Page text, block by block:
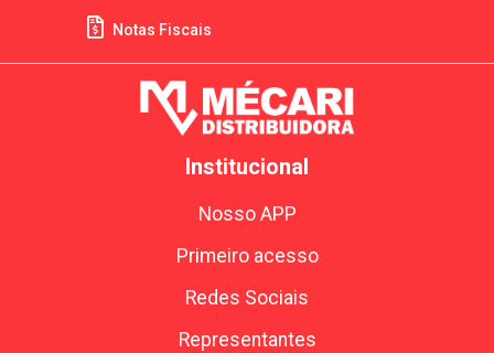
Notas Fiscais
Institucional
Nosso APP
Primeiro acesso
Redes Sociais
Representantes